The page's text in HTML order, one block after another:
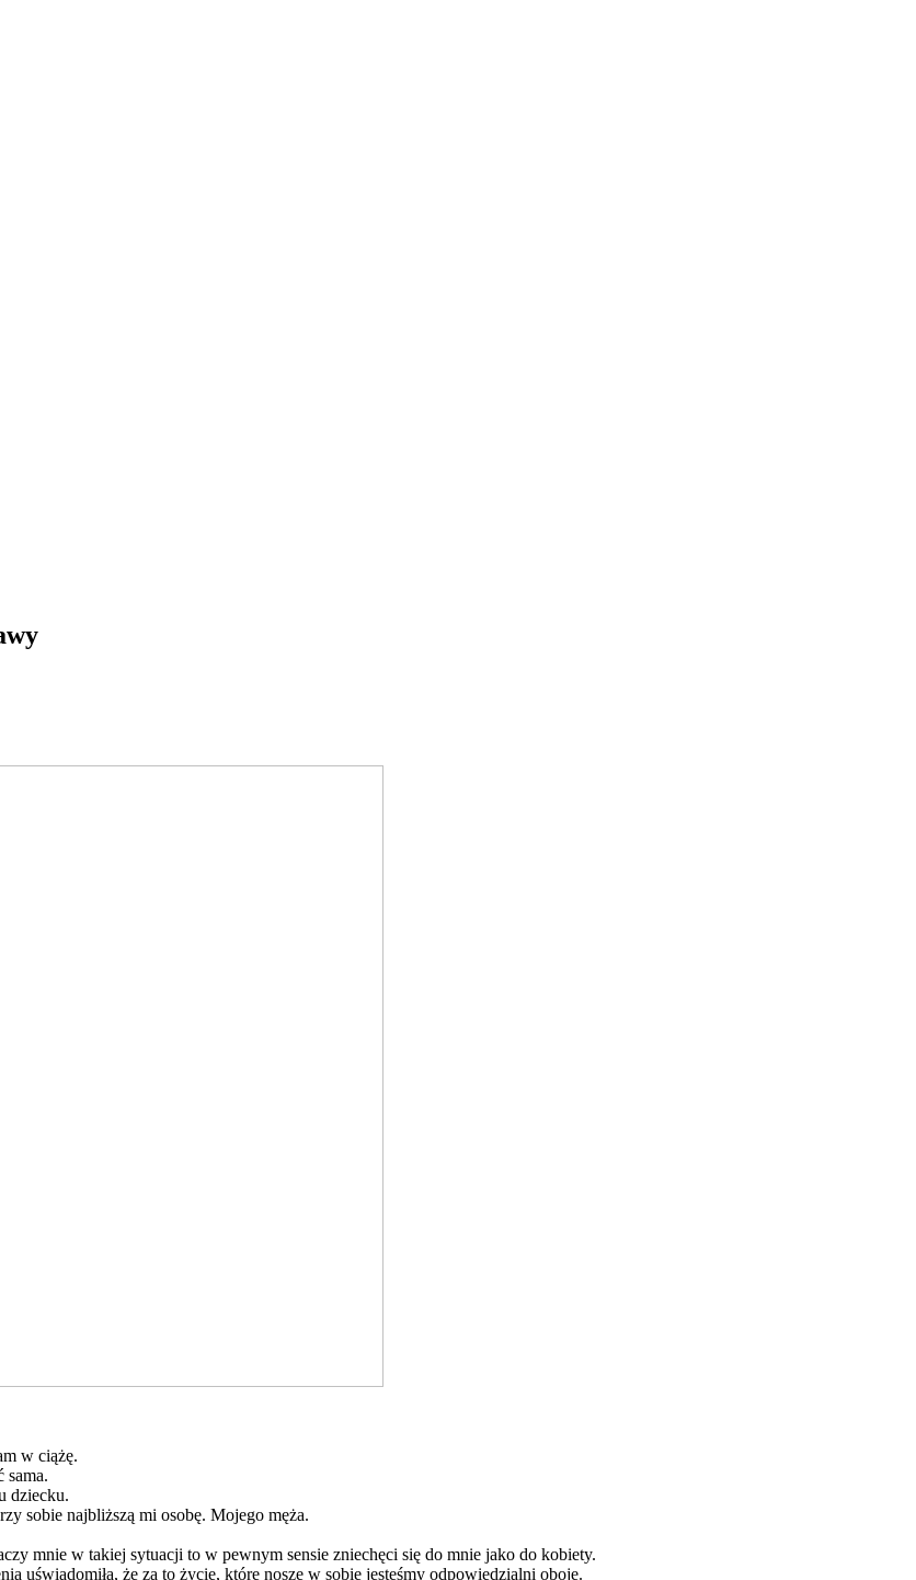
w ciążę.
sama.
dziecku.
sobie najbliższą mi osobę. Mojego męża.
mnie w takiej sytuacji to w pewnym sensie zniechęci się do mnie jako do kobiety.
uświadomiła, że za to życie, które noszę w sobie jesteśmy odpowiedzialni oboje.